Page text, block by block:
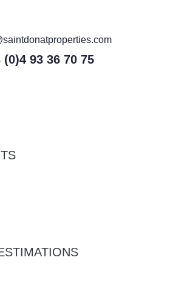
(0)4 93 36 70 75